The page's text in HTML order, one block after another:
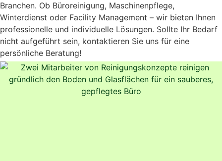
Branchen. Ob Büroreinigung, Maschinenpflege,
Winterdienst oder Facility Management – wir bieten Ihnen
professionelle und individuelle Lösungen. Sollte Ihr Bedarf
nicht aufgeführt sein, kontaktieren Sie uns für eine
persönliche Beratung!